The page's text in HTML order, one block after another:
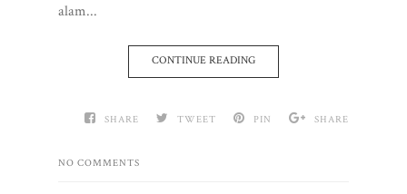
alam...
CONTINUE READING
SHARE TWEET PIN SHARE
NO COMMENTS